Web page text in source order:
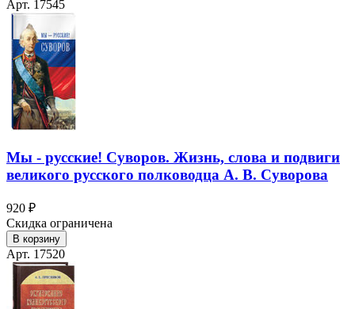
Арт. 17545
Мы - русские! Суворов. Жизнь, слова и подвиги
великого русского полководца А. В. Суворова
920 ₽
Скидка ограничена
В корзину
Арт. 17520